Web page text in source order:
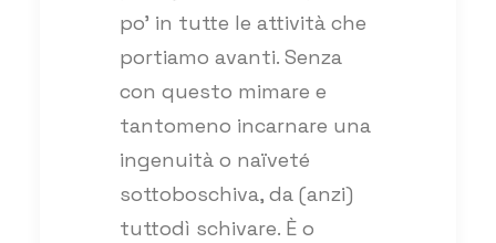
po’ in tutte le attività che
portiamo avanti. Senza
con questo mimare e
tantomeno incarnare una
ingenuità o naïveté
sottoboschiva, da (anzi)
tuttodì schivare. È o